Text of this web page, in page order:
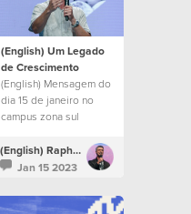
(English) Um Legado
de Crescimento
(English) Mensagem do
dia 15 de janeiro no
campus zona sul
(English) Raphael Galante
Jan 15 2023